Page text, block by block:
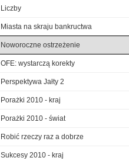
Liczby
Miasta na skraju bankructwa
Noworoczne ostrzeżenie
OFE: wystarczą korekty
Perspektywa Jałty 2
Porażki 2010 - kraj
Porażki 2010 - świat
Robić rzeczy raz a dobrze
Sukcesy 2010 - kraj